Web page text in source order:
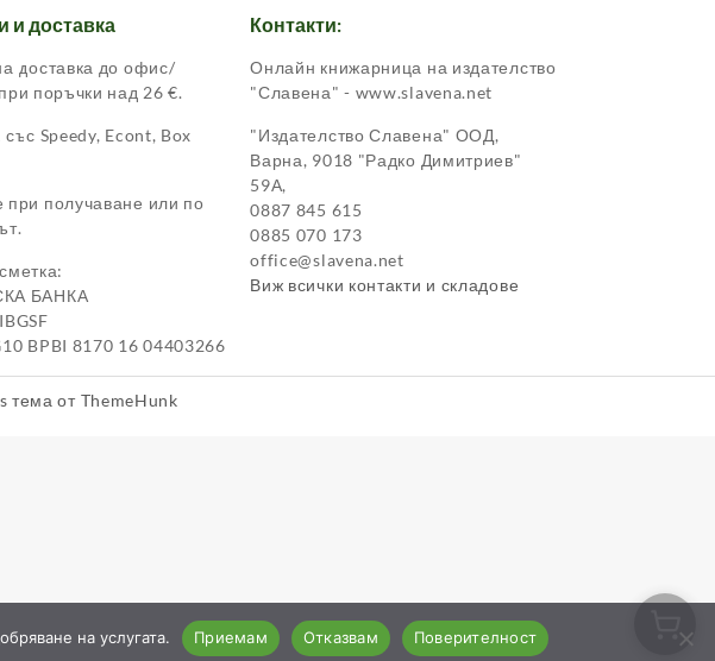
и доставка
доставка до офис/
поръчки над 26 €.
със Speedy, Econt, Box
получаване или по
БАНКА
BPBI 8170 16 04403266
Контакти:
Онлайн книжарница на издателство
"Славена" - www.slavena.net
"Издателство Славена" ООД,
Варна, 9018 "Радко Димитриев"
59А,
0887 845 615
0885 070 173
office@slavena.net
Виж всички контакти и складове
тема от ThemeHunk
на услугата. Приемам Отказвам Поверителност